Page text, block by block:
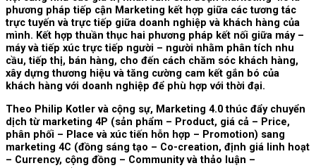
phương pháp tiếp cận Marketing kết hợp giữa các tương tác
trực tuyến và trực tiếp giữa doanh nghiệp và khách hàng của
mình. Kết hợp thuần thục hai phương pháp kết nối giữa máy –
máy và tiếp xúc trực tiếp người – người nhằm phân tích nhu
cầu, tiếp thị, bán hàng, cho đến cách chăm sóc khách hàng,
xây dựng thương hiệu và tăng cường cam kết gắn bó của
khách hàng với doanh nghiệp để phù hợp với thời đại.
Theo Philip Kotler và cộng sự, Marketing 4.0 thúc đẩy chuyển
dịch từ marketing 4P (sản phẩm – Product, giá cả – Price,
phân phối – Place và xúc tiến hỗn hợp – Promotion) sang
marketing 4C (đồng sáng tạo – Co-creation, định giá linh hoạt
– Currency, cộng đồng – Community và thảo luận –